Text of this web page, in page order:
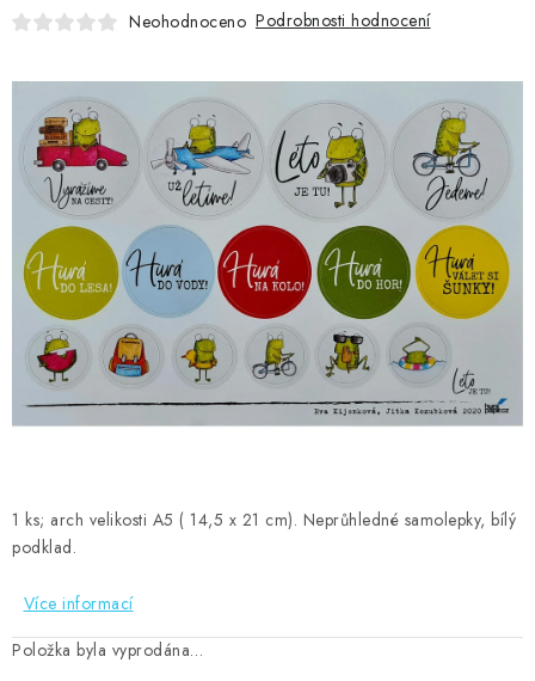
FOTORECENZE
MOJE OBJEDNÁVKA
ZNAČKY
Doprava Kontakty Moje objednávka
Oblíbené ♥️
Hodnocení obchodu
Obchodní podmínky
Podmínky ochrany osobních údajů
Ověřování recenzí
Jak nakupovat
1 ks; arch velikosti A5 ( 14,5 x 21 cm). Neprůhledné samolepky, bílý
podklad.
Více informací
Položka byla vyprodána…
Neohodnoceno Podrobnosti hodnocení